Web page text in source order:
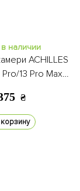
в наличии
ACHILLES
Pro/13 Pro Max
₴